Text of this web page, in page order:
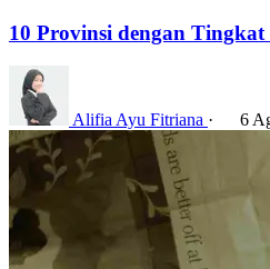
10 Provinsi dengan
Alifia Ayu Fitriana · 6